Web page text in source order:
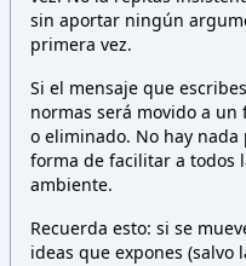
sin aportar ningún
primera vez.
Si el mensaje que
normas será movido a
o eliminado. No hay
forma de facilitar a todos
ambiente.
Recuerda esto: si se
ideas que expones (salvo